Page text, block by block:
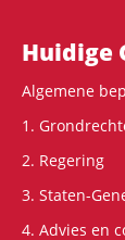
Huidige
Algemene
1.
2. Regering
3. Staten-
4. Advies en